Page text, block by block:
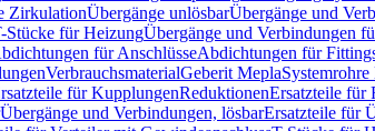
ZirkulationÜbergänge unlösbarÜbergänge und
Stücke für HeizungÜbergänge und Verbindungen
für AnschlüsseAbdichtungen für
VerbrauchsmaterialGeberit Mepla
für KupplungenReduktionenErsatzteile für
Übergänge und Verbindungen, lösbarErsatzteile für